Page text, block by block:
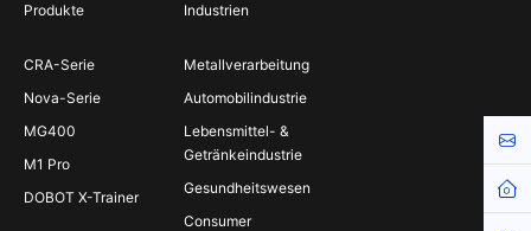
Produkte
CRA-Serie
Nova-Serie
MG400
M1 Pro
DOBOT X-Trainer
Industrien
Metallverarbeitung
Automobilindustrie
Lebensmittel- &
Getränkeindustrie
Gesundheitswesen
Consumer